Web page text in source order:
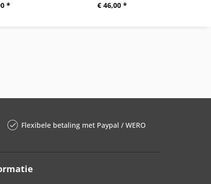
*
€ 46,00 *
Flexibele betaling met Paypal / WERO